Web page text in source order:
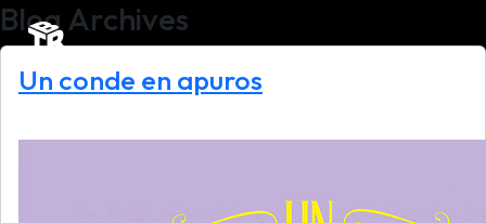
Blog Archives
Un conde en apuros